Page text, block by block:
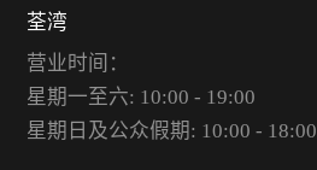
荃湾
营业时间：
星期一至六: 10:00 - 19:00
星期日及公众假期: 10:00 - 18:00